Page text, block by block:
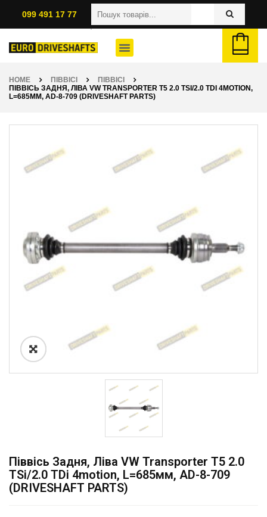
099 491 17 77
HOME ПІВВІСІ
ПІВВІСІ
ПІВВІСЬ ЗАДНЯ, ЛІВА VW TRANSPORTER T5 2.0 TSI/2.0 TDI 4MOTION,
L=685ММ, AD-8-709 (DRIVESHAFT PARTS)
Піввісь Задня, Ліва VW Transporter T5 2.0
TSi/2.0 TDi 4motion, L=685мм, AD-8-709
(DRIVESHAFT PARTS)